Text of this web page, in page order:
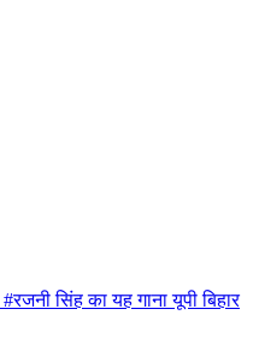
सिंह का यह गाना यूपी बिहार